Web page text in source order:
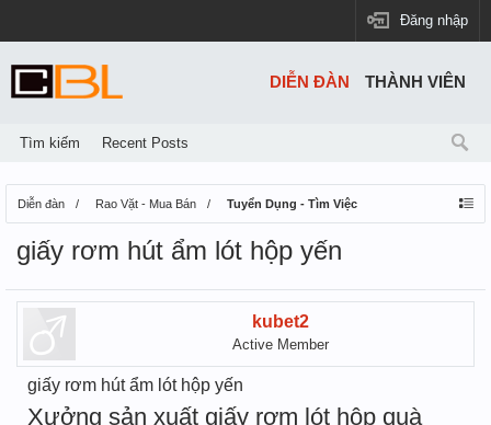
Đăng nhập
Diễn đàn Rao Vặt - Mua Bán Tuyển Dụng - Tìm Việc
giấy rơm hút ẩm lót hộp yến
kubet2
Active Member
giấy rơm hút ẩm lót hộp yến
Xưởng sản xuất giấy rơm lót hộp quà
DIỄN ĐÀN
Tìm kiếm Recent Posts
THÀNH VIÊN